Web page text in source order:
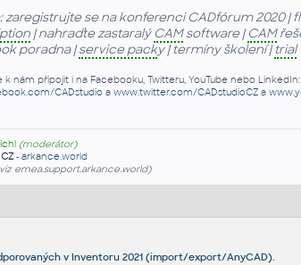
zaregistrujte se na konferenci CADfórum 2020 |
| nahraďte zastaralý CAMsoftware |CAM
poradna |service packy | termíny školení |trial
k nám připojit i na Facebooku, Twitteru, YouTube nebo LinkedIn:
CADstudioa www.twitter.com/CADstudioCZa
(moderátor)
- arkance.world
emea.support.arkance.world)
v Inventoru 2021 (import/export/AnyCAD).